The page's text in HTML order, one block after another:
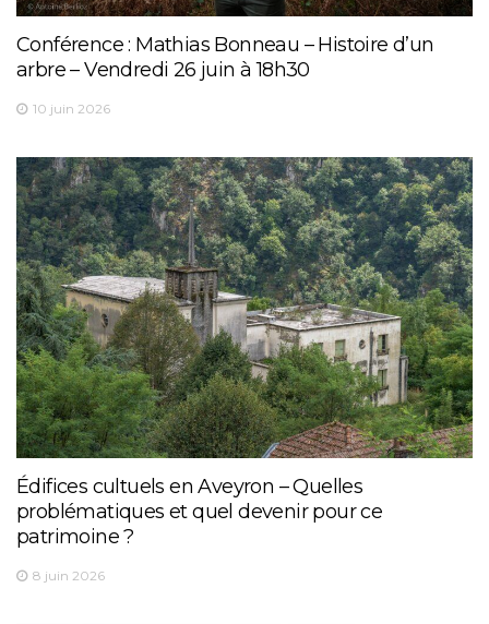
Conférence : Mathias Bonneau – Histoire d’un
arbre – Vendredi 26 juin à 18h30
10 juin 2026
Édifices cultuels en Aveyron – Quelles
problématiques et quel devenir pour ce
patrimoine ?
8 juin 2026